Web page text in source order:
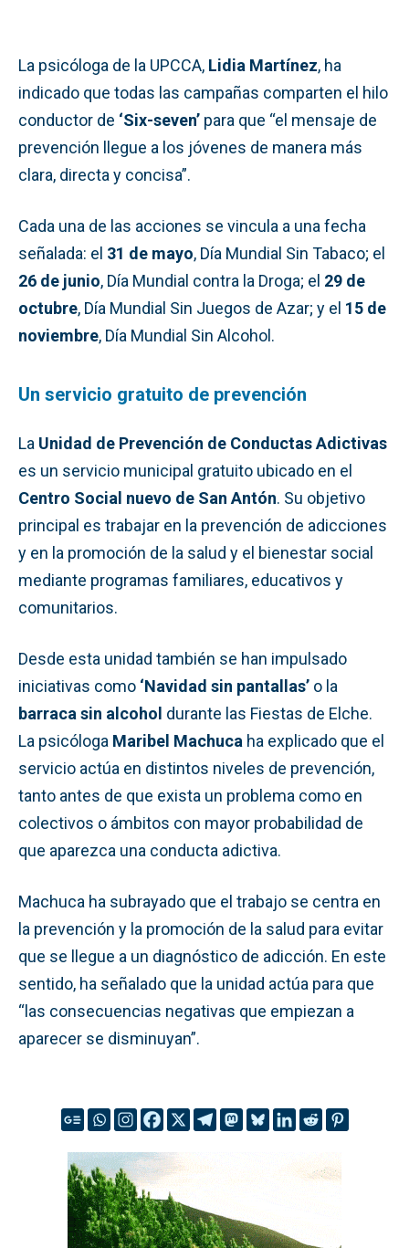
La psicóloga de la UPCCA, Lidia Martínez, ha
indicado que todas las campañas comparten el hilo
conductor de ‘Six-seven’ para que “el mensaje de
prevención llegue a los jóvenes de manera más
clara, directa y concisa”.
Cada una de las acciones se vincula a una fecha
señalada: el 31 de mayo, Día Mundial Sin Tabaco; el
26 de junio, Día Mundial contra la Droga; el 29 de
octubre, Día Mundial Sin Juegos de Azar; y el 15 de
noviembre, Día Mundial Sin Alcohol.
Un servicio gratuito de prevención
La Unidad de Prevención de Conductas Adictivas
es un servicio municipal gratuito ubicado en el
Centro Social nuevo de San Antón. Su objetivo
principal es trabajar en la prevención de adicciones
y en la promoción de la salud y el bienestar social
mediante programas familiares, educativos y
comunitarios.
Desde esta unidad también se han impulsado
iniciativas como ‘Navidad sin pantallas’ o la
barraca sin alcohol durante las Fiestas de Elche.
La psicóloga Maribel Machuca ha explicado que el
servicio actúa en distintos niveles de prevención,
tanto antes de que exista un problema como en
colectivos o ámbitos con mayor probabilidad de
que aparezca una conducta adictiva.
Machuca ha subrayado que el trabajo se centra en
la prevención y la promoción de la salud para evitar
que se llegue a un diagnóstico de adicción. En este
sentido, ha señalado que la unidad actúa para que
“las consecuencias negativas que empiezan a
aparecer se disminuyan”.